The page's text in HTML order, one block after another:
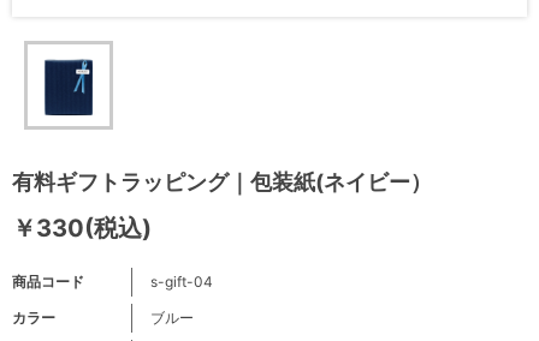
有料ギフトラッピング｜包装紙(ネイビー）
￥330(税込)
商品コード
s-gift-04
カラー
ブルー